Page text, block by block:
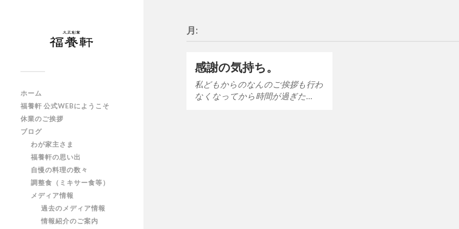
ホーム
福養軒 公式WEBにようこそ
休業のご挨拶
ブログ
わが家主さま
福養軒の思い出
自慢の料理の数々
調整食（ミキサー食等）
メディア情報
過去のメディア情報
情報紹介のご案内
月:
感謝の気持ち。
私どもからのなんのご挨拶も行わ
なくなってから時間が過ぎた…